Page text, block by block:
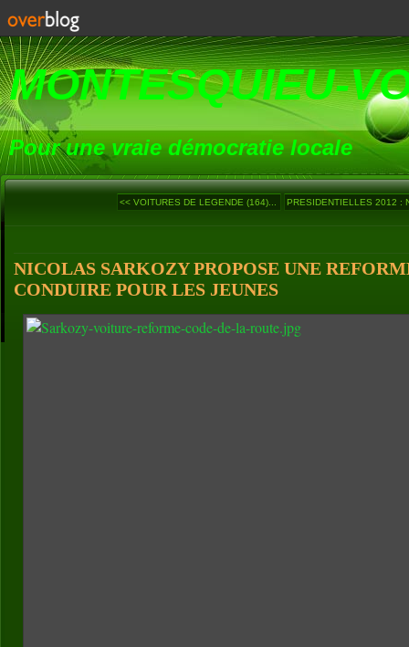
MONTESQUIEU-
Pour une vraie démocratie locale
<< VOITURES DE LEGENDE (164)... PRESIDENTIELLES 2012 :
NICOLAS SARKOZY PROPOSE UNE
CONDUIRE POUR LES JEUNES